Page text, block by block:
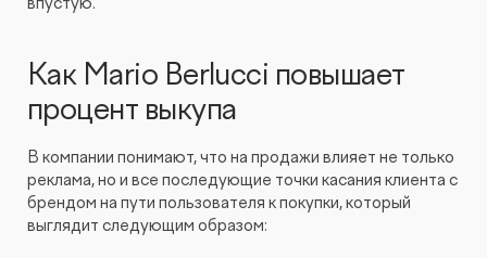
Как Mario Berlucci повышает
процент выкупа
В компании понимают, что на продажи влияет не только
реклама, но и все последующие точки касания клиента с
брендом на пути пользователя к покупки, который
выглядит следующим образом: